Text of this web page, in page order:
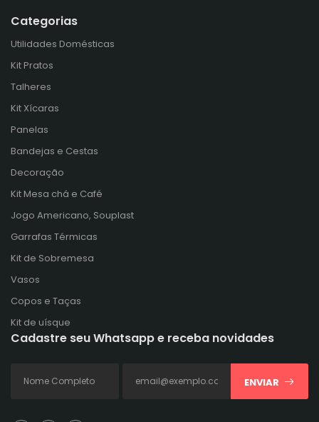
Categorias
Utilidades Domésticas
Kit Pratos
Talheres
Kit Xícaras
Panelas
Bandejas e Cestas
Decoração
Kit Mesa chá e Café
Jogo Americano, Souplast
Garrafas Térmicas
Kit de Sobremesa
Vasos
Copos e Taças
Kit de uísque
Cadastre seu Whatsapp e receba novidades
ENVIAR